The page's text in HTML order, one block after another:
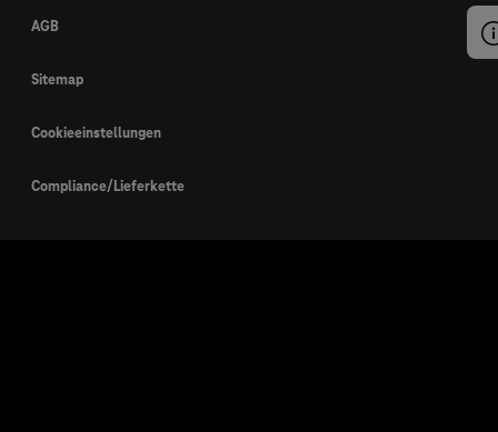
AGB
Sitemap
Cookieeinstellungen
Compliance/Lieferkette